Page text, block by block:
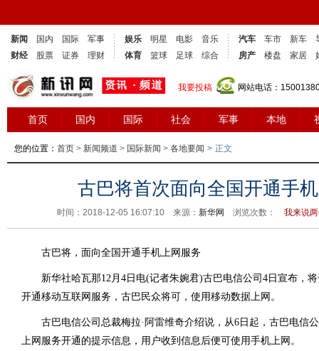
新闻 国内 国际
军事
财经
股票 证券 理财
娱乐 明星 电影
音乐
体育
篮球 足球 综合
汽车 车市 新车
房产
楼盘 家居
我要投稿 网站电话：
首页 国内 国际 社会 军事 本地
您的位置： 首页 > 新闻频道 > 国际新闻 > 各地要闻 > 正文
古巴将首次面向全国开通手
时间：2018-12-05 16:07:10 来源： 新华网 浏览次数： 我来说
古巴将，面向全国开通手机上网服务
新华社哈瓦那12月4日电(记者朱婉君)古巴电信公司4日宣布，将
开通移动互联网服务，古巴民众将可，使用移动数据上网。
古巴电信公司总裁梅拉·阿雷维奇介绍说，从6日起，古巴电信
上网服务开通的提示信息，用户收到信息后便可使用手机上网。